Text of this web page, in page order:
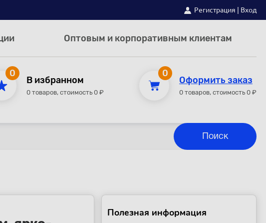
Регистрация Вход
Оптовым и корпоративным клиентам
0
В избранном
0 товаров, стоимость 0 ₽
0
Оформить заказ
0 товаров, стоимость 0 ₽
Полезная информация